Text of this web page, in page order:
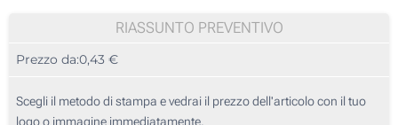
50
125
RIASSUNTO PREVENTIVO
Prezzo da:0,43 €
Scegli il metodo di stampa e vedrai il prezzo dell'articolo con il tuo
logo o immagine immediatamente.